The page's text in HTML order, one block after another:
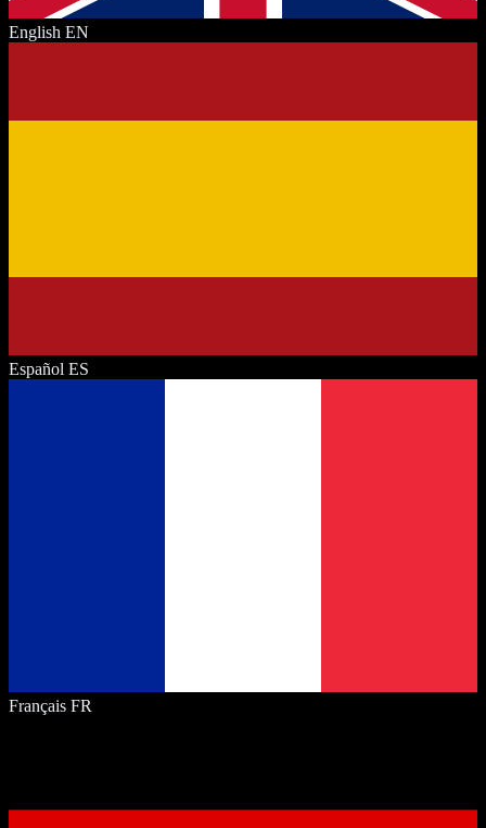
English EN
Español ES
Français FR